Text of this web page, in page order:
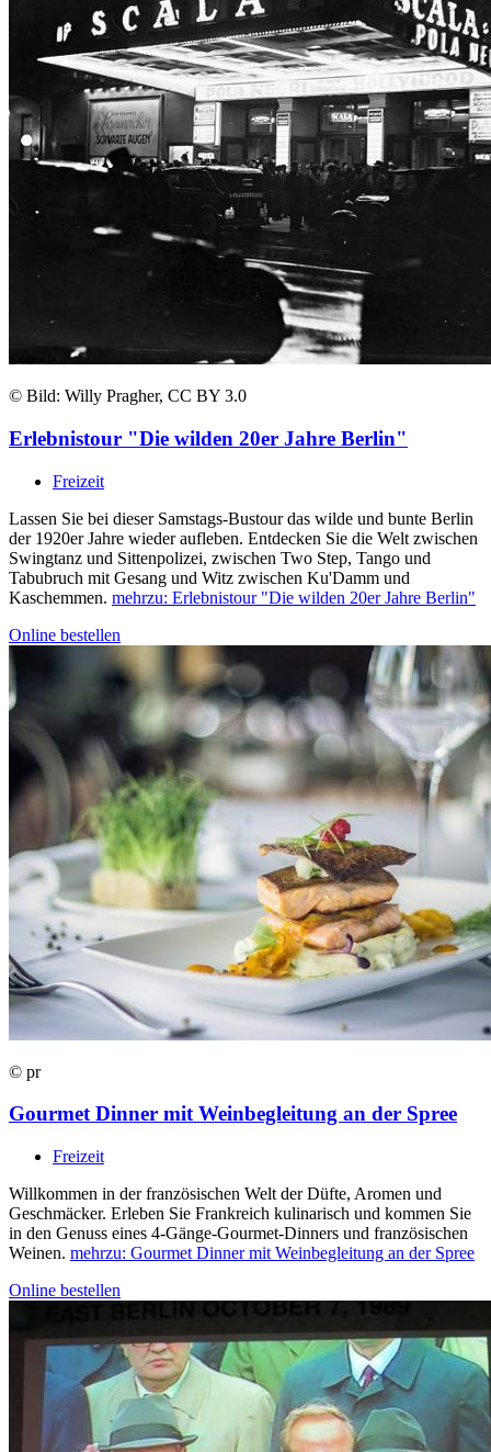
© Bild: Willy Pragher, CC BY 3.0
Erlebnistour "Die wilden 20er Jahre Berlin"
Freizeit
Lassen Sie bei dieser Samstags-Bustour das wilde und bunte Berlin
der 1920er Jahre wieder aufleben. Entdecken Sie die Welt zwischen
Swingtanz und Sittenpolizei, zwischen Two Step, Tango und
Tabubruch mit Gesang und Witz zwischen Ku'Damm und
Kaschemmen. mehrzu: Erlebnistour "Die wilden 20er Jahre Berlin"
Online bestellen
© pr
Gourmet Dinner mit Weinbegleitung an der Spree
Freizeit
Willkommen in der französischen Welt der Düfte, Aromen und
Geschmäcker. Erleben Sie Frankreich kulinarisch und kommen Sie
in den Genuss eines 4-Gänge-Gourmet-Dinners und französischen
Weinen. mehrzu: Gourmet Dinner mit Weinbegleitung an der Spree
Online bestellen